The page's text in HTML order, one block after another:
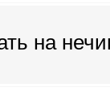
на